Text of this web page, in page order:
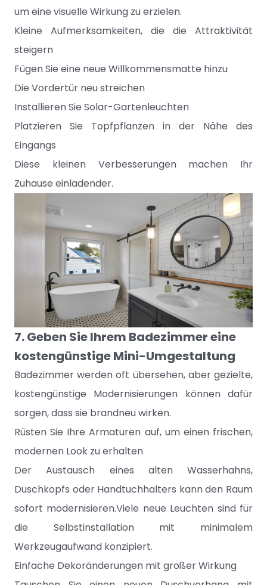
um eine visuelle Wirkung zu erzielen.
Kleine Aufmerksamkeiten, die die Attraktivität
steigern
Fügen Sie eine neue Willkommensmatte hinzu
Die Vordertür neu streichen
Installieren Sie Solar-Gartenleuchten
Platzieren Sie Topfpflanzen in der Nähe des
Eingangs
Diese kleinen Verbesserungen machen Ihr
Zuhause einladender.
7. Geben Sie Ihrem Badezimmer eine
kostengünstige Mini-Umgestaltung
Badezimmer werden oft übersehen, aber gezielte,
kostengünstige Modernisierungen können dafür
sorgen, dass sie brandneu wirken.
Rüsten Sie Ihre Armaturen auf, um einen frischen,
modernen Look zu erhalten
Der Austausch eines alten Wasserhahns,
Duschkopfs oder Handtuchhalters kann den Raum
sofort modernisieren.Viele neue Leuchten sind für
die Selbstinstallation mit minimalem
Werkzeugaufwand konzipiert.
Einfache Dekoränderungen mit großer Wirkung